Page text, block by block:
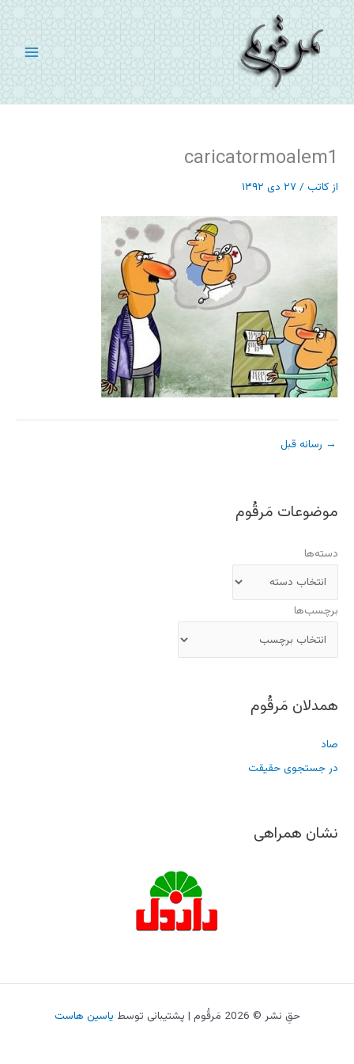
پرش
به
محتوا
caricatormoalem1
از کاتب /۲۷ دی ۱۳۹۲
→ رسانه قبل
موضوعات مَرقُوم
دسته‌ها
برچسب‌ها
همدلان مَرقُوم
صاد
در جستجوی حقیقت
نشان همراهی
حقِ نشر © 2026 مَرقُوم | پشتیبانی توسط یاسین هاست